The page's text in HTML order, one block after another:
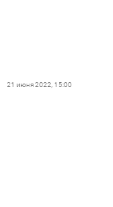
21 июня 2022, 15:00